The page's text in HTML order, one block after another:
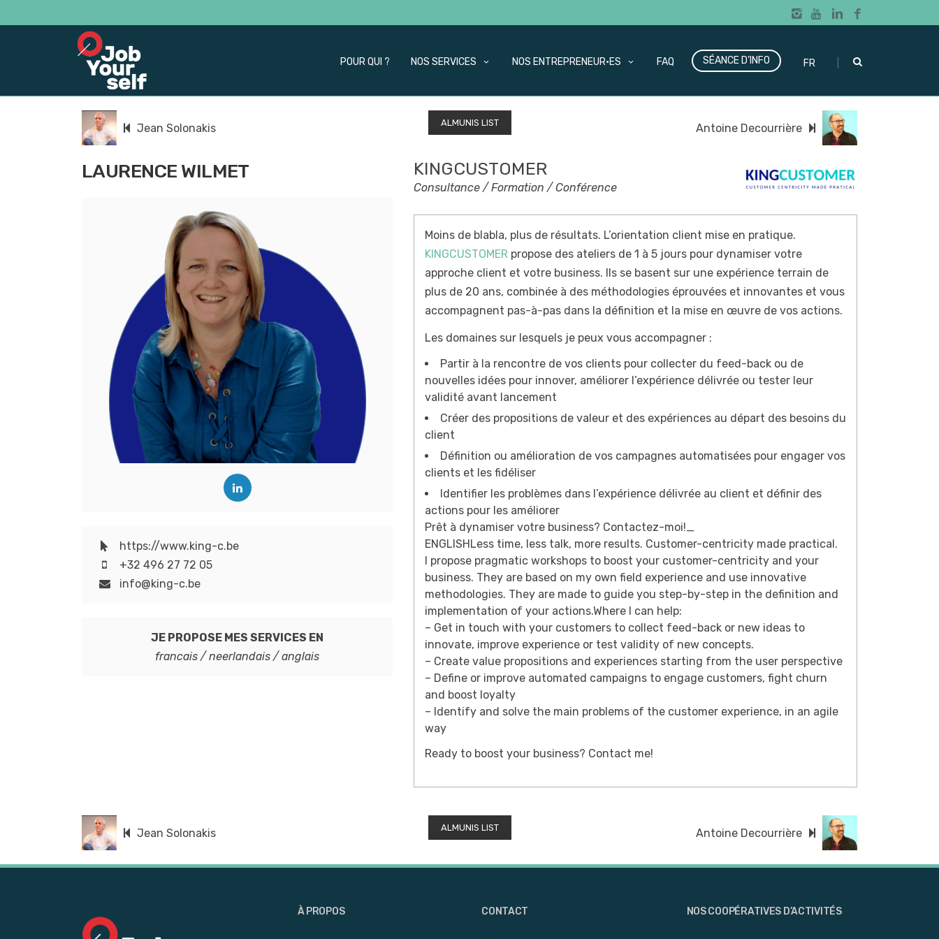
POUR QUI ? NOS SERVICES NOS ENTREPRENEUR·ES FAQ SÉANCE D’INFO FR |
Jean Solonakis ALMUNIS LIST Antoine Decourrière
LAURENCE WILMET
https://www.king-c.be
+32 496 27 72 05
info@king-c.be
JE PROPOSE MES SERVICES EN
francais / neerlandais / anglais
KINGCUSTOMER
Consultance / Formation / Conférence
Moins de blabla, plus de résultats. L’orientation client mise en pratique.
KINGCUSTOMER propose des ateliers de 1 à 5 jours pour dynamiser votre
approche client et votre business. Ils se basent sur une expérience terrain de
plus de 20 ans, combinée à des méthodologies éprouvées et innovantes et vous
accompagnent pas-à-pas dans la définition et la mise en œuvre de vos actions.
Les domaines sur lesquels je peux vous accompagner :
Partir à la rencontre de vos clients pour collecter du feed-back ou de
nouvelles idées pour innover, améliorer l’expérience délivrée ou tester leur
validité avant lancement
Créer des propositions de valeur et des expériences au départ des besoins du
client
Définition ou amélioration de vos campagnes automatisées pour engager vos
clients et les fidéliser
Identifier les problèmes dans l’expérience délivrée au client et définir des
actions pour les améliorer
Prêt à dynamiser votre business? Contactez-moi!_
ENGLISHLess time, less talk, more results. Customer-centricity made practical.
I propose pragmatic workshops to boost your customer-centricity and your
business. They are based on my own field experience and use innovative
methodologies. They are made to guide you step-by-step in the definition and
implementation of your actions.Where I can help:
– Get in touch with your customers to collect feed-back or new ideas to
innovate, improve experience or test validity of new concepts.
– Create value propositions and experiences starting from the user perspective
– Define or improve automated campaigns to engage customers, fight churn
and boost loyalty
– Identify and solve the main problems of the customer experience, in an agile
way
Ready to boost your business? Contact me!
Jean Solonakis ALMUNIS LIST Antoine Decourrière
À PROPOS CONTACT NOS COOPÉRATIVES D’ACTIVITÉS